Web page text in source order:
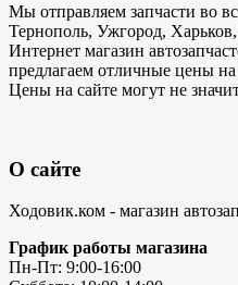
Мы отправляем запчасти во
Тернополь, Ужгород,
Интернет магазин
предлагаем отличные цены
Цены на сайте могут не
О сайте
Ходовик.ком - магазин
График работы магазина
Пн-Пт: 9:00-16:00